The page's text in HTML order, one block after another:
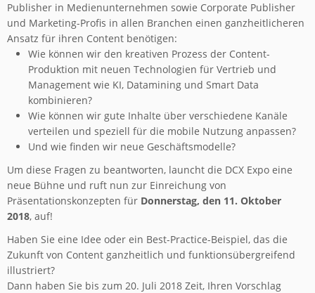
Publisher in Medienunternehmen sowie Corporate Publisher
und Marketing-Profis in allen Branchen einen ganzheitlicheren
Ansatz für ihren Content benötigen:
Wie können wir den kreativen Prozess der Content-
Produktion mit neuen Technologien für Vertrieb und
Management wie KI, Datamining und Smart Data
kombinieren?
Wie können wir gute Inhalte über verschiedene Kanäle
verteilen und speziell für die mobile Nutzung anpassen?
Und wie finden wir neue Geschäftsmodelle?
Um diese Fragen zu beantworten, launcht die DCX Expo eine
neue Bühne und ruft nun zur Einreichung von
Präsentationskonzepten für Donnerstag, den 11. Oktober
2018, auf!
Haben Sie eine Idee oder ein Best-Practice-Beispiel, das die
Zukunft von Content ganzheitlich und funktionsübergreifend
illustriert?
Dann haben Sie bis zum 20. Juli 2018 Zeit, Ihren Vorschlag